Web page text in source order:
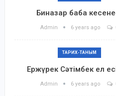
Биназар баба
Admin 6 years ago
ТАРИХ-ТАНЫМ
Ержүрек Сәтімбек ел
Admin 6 years ago